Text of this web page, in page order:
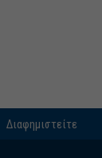
Διαφημιστείτε